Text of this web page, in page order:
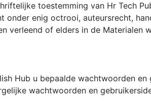
toestemming van Hr Tech
enig octrooi, auteursrecht,
verleend of elders in de Materialen
Hub u bepaalde wachtwoorden
wachtwoorden en